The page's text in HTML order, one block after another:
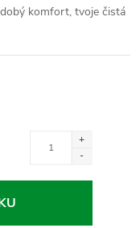
komfort, tvoje čistá